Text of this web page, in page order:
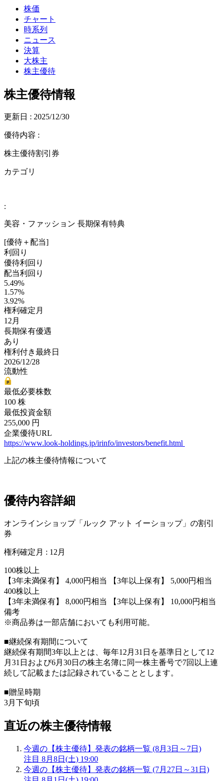
株価
チャート
時系列
ニュース
決算
大株主
株主優待
株主優待情報
更新日 : 2025/12/30
優待内容 :
株主優待割引券
カテゴリ
:
美容・ファッション 長期保有特典
[優待＋配当]
利回り
優待利回り
配当利回り
5.49%
1.57%
3.92%
権利確定月
12月
長期保有優遇
あり
権利付き最終日
2026/12/28
流動性
最低必要株数
100 株
最低投資金額
255,000 円
企業優待URL
https://www.look-holdings.jp/irinfo/investors/benefit.html
上記の株主優待情報について
優待内容詳細
オンラインショップ「ルック アット イーショップ」の割引
券
権利確定月 : 12月
100株以上
【3年未満保有】 4,000円相当 【3年以上保有】 5,000円相当
400株以上
【3年未満保有】 8,000円相当 【3年以上保有】 10,000円相当
備考
※商品券は一部店舗においても利用可能。
■継続保有期間について
継続保有期間3年以上とは、毎年12月31日を基準日として12
月31日および6月30日の株主名簿に同一株主番号で7回以上連
続して記載または記録されていることとします。
■贈呈時期
3月下旬頃
直近の株主優待情報
今週の【株主優待】発表の銘柄一覧 (8月3日～7日)
注目 8月8日(土) 19:00
今週の【株主優待】発表の銘柄一覧 (7月27日～31日)